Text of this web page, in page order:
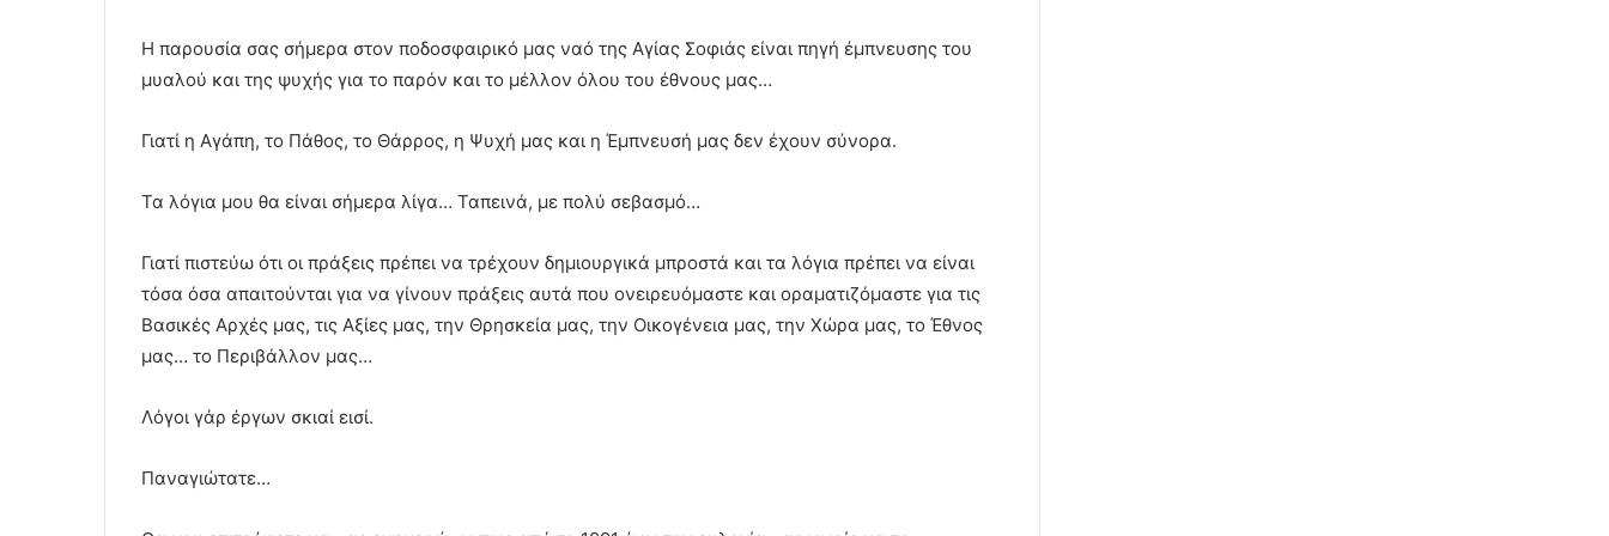
Η παρουσία σας σήμερα στον ποδοσφαιρικό μας ναό της Αγίας Σοφιάς είναι πηγή έμπνευσης του
μυαλού και της ψυχής για το παρόν και το μέλλον όλου του έθνους μας…
Γιατί η Αγάπη, το Πάθος, το Θάρρος, η Ψυχή μας και η Έμπνευσή μας δεν έχουν σύνορα.
Τα λόγια μου θα είναι σήμερα λίγα… Ταπεινά, με πολύ σεβασμό…
Γιατί πιστεύω ότι οι πράξεις πρέπει να τρέχουν δημιουργικά μπροστά και τα λόγια πρέπει να είναι
τόσα όσα απαιτούνται για να γίνουν πράξεις αυτά που ονειρευόμαστε και οραματιζόμαστε για τις
Βασικές Αρχές μας, τις Αξίες μας, την Θρησκεία μας, την Οικογένεια μας, την Χώρα μας, το Έθνος
μας… το Περιβάλλον μας…
Λόγοι γάρ έργων σκιαί εισί.
Παναγιώτατε…